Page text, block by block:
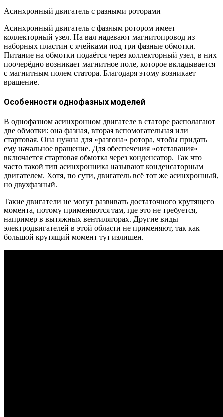
Асинхронный двигатель с разными роторами
Асинхронный двигатель с фазным ротором имеет
коллекторный узел. На вал надевают магнитопровод из
наборных пластин с ячейками под три фазные обмотки.
Питание на обмотки подаётся через коллекторный узел, в них
поочерёдно возникает магнитное поле, которое вкладывается
с магнитным полем статора. Благодаря этому возникает
вращение.
Особенности однофазных моделей
В однофазном асинхронном двигателе в статоре располагают
две обмотки: она фазная, вторая вспомогательная или
стартовая. Она нужна для «разгона» ротора, чтобы придать
ему начальное вращение. Для обеспечения «отставания»
включается стартовая обмотка через конденсатор. Так что
часто такой тип асинхронника называют конденсаторным
двигателем. Хотя, по сути, двигатель всё тот же асинхронный,
но двухфазный.
Такие двигатели не могут развивать достаточного крутящего
момента, потому применяются там, где это не требуется,
например в вытяжных вентиляторах. Другие виды
электродвигателей в этой области не применяют, так как
большой крутящий момент тут излишен.